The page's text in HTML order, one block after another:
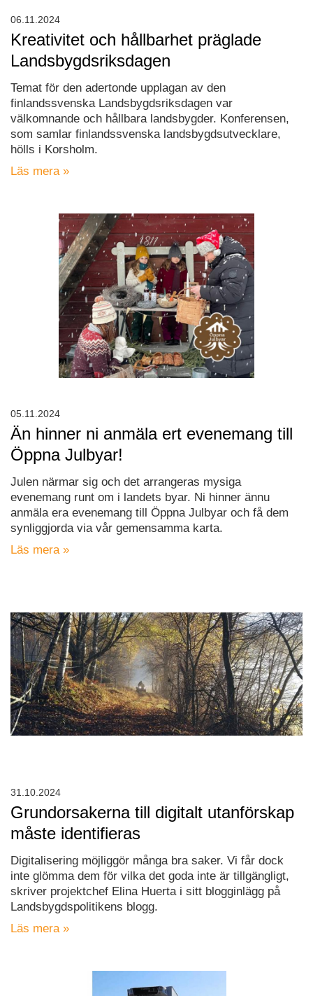
Kreativitet och hållbarhet präglade
Landsbygdsriksdagen
Temat för den adertonde upplagan av den
finlandssvenska Landsbygdsriksdagen var
välkomnande och hållbara landsbygder. Konferensen,
som samlar finlandssvenska landsbygdsutvecklare,
hölls i Korsholm.
Läs mera »
06.11.2024
Än hinner ni anmäla ert evenemang till
Öppna Julbyar!
Julen närmar sig och det arrangeras mysiga
evenemang runt om i landets byar. Ni hinner ännu
anmäla era evenemang till Öppna Julbyar och få dem
synliggjorda via vår gemensamma karta.
Läs mera »
05.11.2024
Grundorsakerna till digitalt utanförskap
måste identifieras
Digitalisering möjliggör många bra saker. Vi får dock
inte glömma dem för vilka det goda inte är tillgängligt,
skriver projektchef Elina Huerta i sitt blogginlägg på
Landsbygdspolitikens blogg.
Läs mera »
31.10.2024